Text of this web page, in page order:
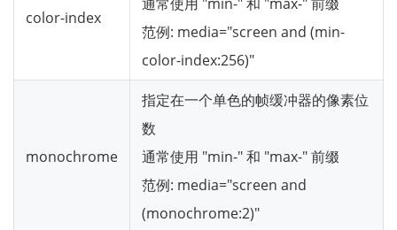
color-index
范例: media="screen and (min-
color-index:256)"
monochrome
指定在一个单色的帧缓冲器的像素位
数
通常使用 "min-" 和 "max-" 前缀
范例: media="screen and
(monochrome:2)"